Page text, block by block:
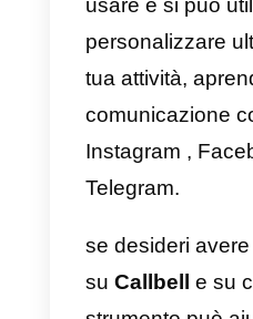
servizi,
grande
chatbot
possono
e far
sempre che
sentire un